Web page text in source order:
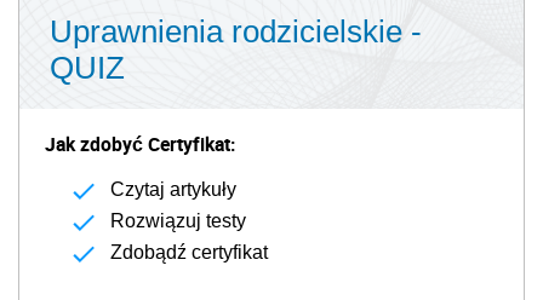
Uprawnienia rodzicielskie -
QUIZ
Jak zdobyć Certyfikat:
Czytaj artykuły
Rozwiązuj testy
Zdobądź certyfikat